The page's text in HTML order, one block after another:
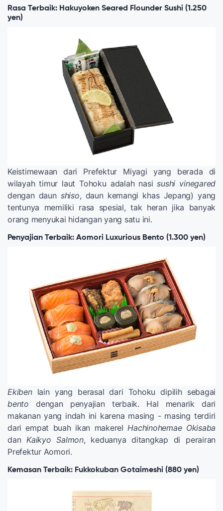
Rasa Terbaik: Hakuyoken Seared Flounder Sushi (1.250
yen)
Keistimewaan dari Prefektur Miyagi yang berada di
wilayah timur laut Tohoku adalah nasisushi vinegared
dengan daun shiso, daun kemangi khas Jepang) yang
tentunya memiliki rasa spesial, tak heran jika banyak
orang menyukai hidangan yang satu ini.
Penyajian Terbaik: Aomori Luxurious Bento (1.300 yen)
Ekibenlain yang berasal dari Tohoku dipilih sebagai
bento dengan penyajian terbaik. Hal menarik dari
makanan yang indah ini karena masing - masing terdiri
dari empat buah ikan makerel Hachinohemae Okisaba
dan Kaikyo Salmon, keduanya ditangkap di perairan
Prefektur Aomori.
Kemasan Terbaik: Fukkokuban Gotaimeshi (880 yen)